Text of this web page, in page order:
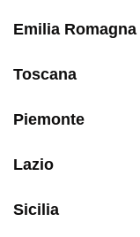
Emilia Romagna
Toscana
Piemonte
Lazio
Sicilia